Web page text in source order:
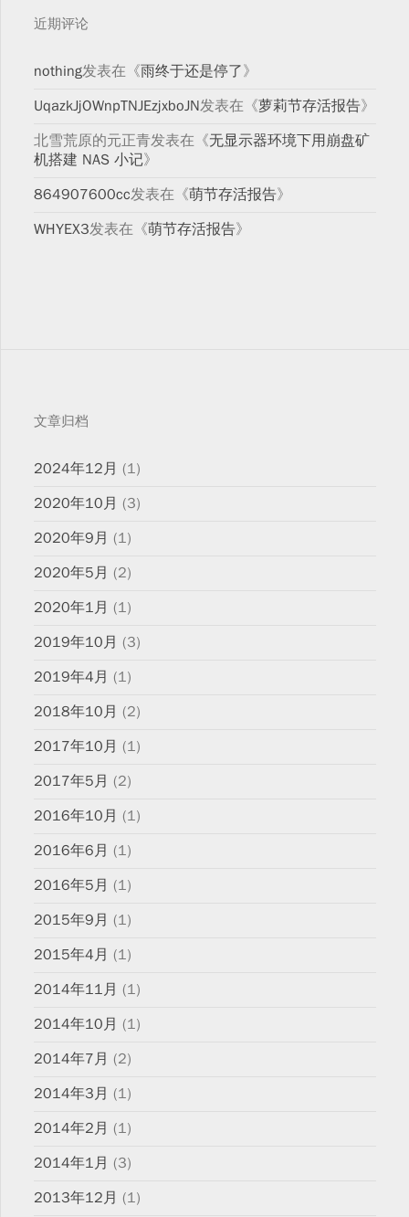
近期评论
nothing发表在《雨终于还是停了》
UqazkJjOWnpTNJEzjxboJN发表在《萝莉节存活报告》
北雪荒原的元正青发表在《无显示器环境下用崩盘矿
机搭建 NAS 小记》
864907600cc发表在《萌节存活报告》
WHYEX3发表在《萌节存活报告》
文章归档
2024年12月 (1)
2020年10月 (3)
2020年9月 (1)
2020年5月 (2)
2020年1月 (1)
2019年10月 (3)
2019年4月 (1)
2018年10月 (2)
2017年10月 (1)
2017年5月 (2)
2016年10月 (1)
2016年6月 (1)
2016年5月 (1)
2015年9月 (1)
2015年4月 (1)
2014年11月 (1)
2014年10月 (1)
2014年7月 (2)
2014年3月 (1)
2014年2月 (1)
2014年1月 (3)
2013年12月 (1)